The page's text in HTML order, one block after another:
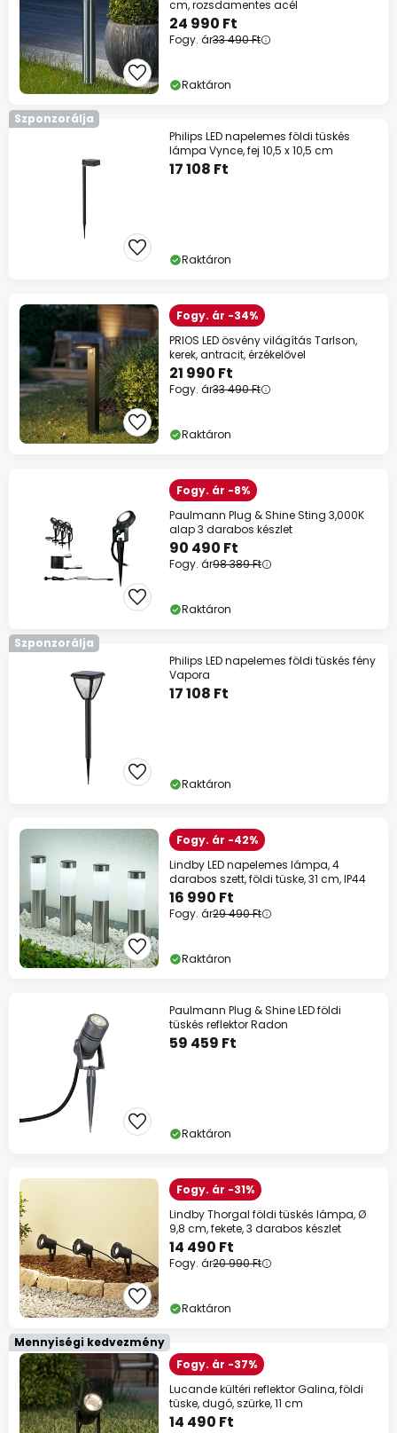
cm, rozsdamentes acél
24 990 Ft
Fogy. ár33 490 Ft
Raktáron
Szponzorálja
Philips LED napelemes földi tüskés
lámpa Vynce, fej 10,5 x 10,5 cm
17 108 Ft
Raktáron
Fogy. ár -34%
PRIOS LED ösvény világítás Tarlson,
kerek, antracit, érzékelővel
21 990 Ft
Fogy. ár33 490 Ft
Raktáron
Fogy. ár -8%
Paulmann Plug & Shine Sting 3,000K
alap 3 darabos készlet
90 490 Ft
Fogy. ár98 389 Ft
Raktáron
Szponzorálja
Philips LED napelemes földi tüskés fény
Vapora
17 108 Ft
Raktáron
Fogy. ár -42%
Lindby LED napelemes lámpa, 4
darabos szett, földi tüske, 31 cm, IP44
16 990 Ft
Fogy. ár29 490 Ft
Raktáron
Paulmann Plug & Shine LED földi
tüskés reflektor Radon
59 459 Ft
Raktáron
Fogy. ár -31%
Lindby Thorgal földi tüskés lámpa, Ø
9,8 cm, fekete, 3 darabos készlet
14 490 Ft
Fogy. ár20 990 Ft
Raktáron
Mennyiségi kedvezmény
Fogy. ár -37%
Lucande kültéri reflektor Galina, földi
tüske, dugó, szürke, 11 cm
14 490 Ft